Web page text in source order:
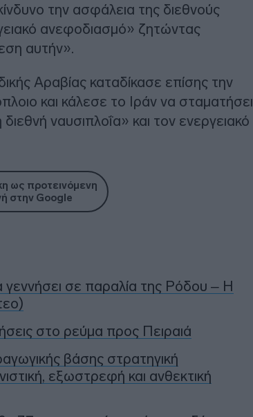
την ασφάλεια της διεθνούς
ανεφοδιασμό» ζητώντας
αυτήν».
Αραβίας καταδίκασε επίσης την
και κάλεσε το Ιράν να σταματήσει
ναυσιπλοΐα» και τον ενεργειακό
ως προτεινόμενη
στην Google
γεννήσει σε παραλία της Ρόδου – Η
στο ρεύμα προς Πειραιά
βάσης στρατηγική
εξωστρεφή και ανθεκτική